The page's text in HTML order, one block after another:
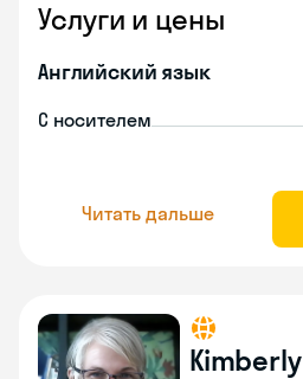
Услуги и цены
Английский язык
С носителем
Читать дальше
Kimberly